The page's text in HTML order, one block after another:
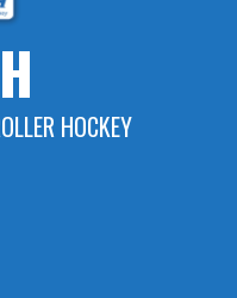
HOCKEY